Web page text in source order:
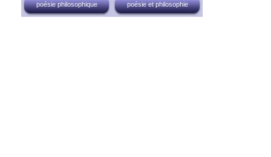
poésie philosophique poésie et philosophie